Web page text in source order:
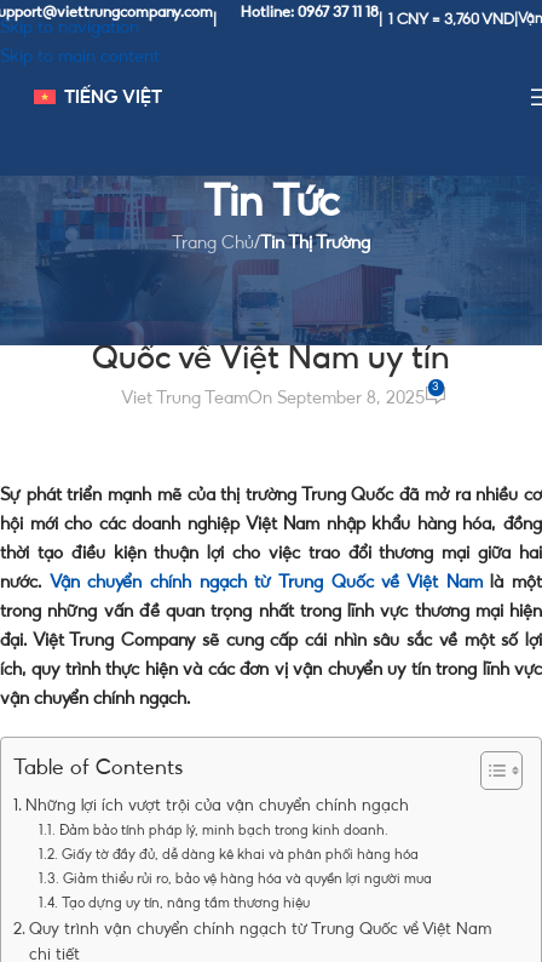
Skip to navigation
Skip to main content
| Hotline: 0967 37 11 18| 1 CNY = 3,760 VND|Vận
TIẾNG VIỆT
Tin Tức
Trang Chủ/ Tin Thị Trường
Vận chuyển chính ngạch từ Trung
Quốc về Việt Nam uy tín
Viet Trung TeamOn September 8, 2025
3
Sự phát triển mạnh mẽ của thị trường Trung Quốc đã mở ra nhiều cơ
hội mới cho các doanh nghiệp Việt Nam nhập khẩu hàng hóa, đồng
thời tạo điều kiện thuận lợi cho việc trao đổi thương mại giữa hai
nước.
Vận chuyển chính ngạch từ Trung Quốc về Việt Namlà một
trong những vấn đề quan trọng nhất trong lĩnh vực thương mại hiện
đại. Việt Trung Company sẽ cung cấp cái nhìn sâu sắc về một số lợi
ích, quy trình thực hiện và các đơn vị vận chuyển uy tín trong lĩnh vực
vận chuyển chính ngạch.
Table of Contents
Những lợi ích vượt trội của vận chuyển chính ngạch
Đảm bảo tính pháp lý, minh bạch trong kinh doanh.
Giấy tờ đầy đủ, dễ dàng kê khai và phân phối hàng hóa
Giảm thiểu rủi ro, bảo vệ hàng hóa và quyền lợi người mua
Tạo dựng uy tín, nâng tầm thương hiệu
Quy trình vận chuyển chính ngạch từ Trung Quốc về Việt Nam
chi tiết